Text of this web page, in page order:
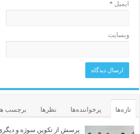
ایمیل *
وبسایت
تازه‌ها پرخواننده‌ها نظرها برچسب
پرسش از تکوین سوژه و